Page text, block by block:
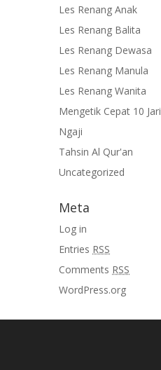
Les Renang Anak
Les Renang Balita
Les Renang Dewasa
Les Renang Manula
Les Renang Wanita
Mengetik Cepat 10 Jari
Ngaji
Tahsin Al Qur'an
Uncategorized
Meta
Log in
Entries RSS
Comments RSS
WordPress.org